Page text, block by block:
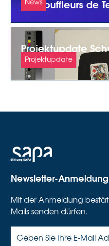
Les Souffleurs de
Projektupdate
Archiv
Projektupdate
Newsletter-Anmeldung
Mit der Anmeldung
Mails senden dürfen.